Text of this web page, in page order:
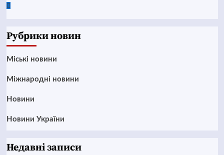
Google
Рубрики новин
Mіські новини
Міжнародні новини
Новини
Новини України
Недавні записи